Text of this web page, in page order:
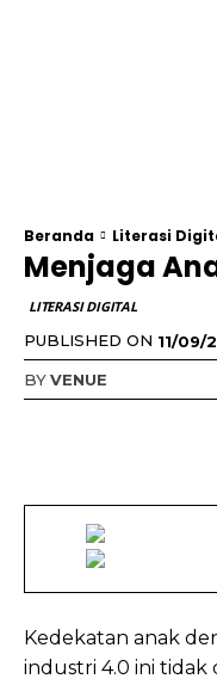
Beranda Literasi
Menjaga
LITERASI DIGITAL
PUBLISHED ON 11/09/
BYVENUE
Kedekatan anak
industri 4.0 ini tidak